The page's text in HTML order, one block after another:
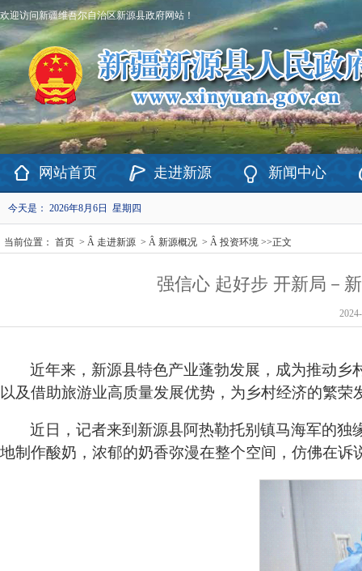
欢迎访问新疆维吾尔自治区新源县政府网站！
网站首页 走进新源 新闻中心
今天是： 2026年8月6日 星期四
当前位置： 首页 > Â 走进新源 > Â 新源概况 > Â 投资环境 >>正文
强信心 起好步 开新局－
近年来，新源县特色产业蓬勃发展，成为推动
以及借助旅游业高质量发展优势，为乡村经济的繁
近日，记者来到新源县阿热勒托别镇马海军的
地制作酸奶，浓郁的奶香弥漫在整个空间，仿佛在诉